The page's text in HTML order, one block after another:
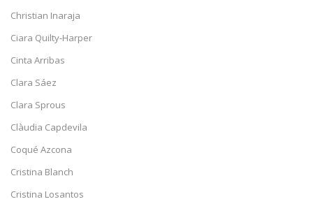
Christian Inaraja
Ciara Quilty-Harper
Cinta Arribas
Clara Sáez
Clara Sprous
Clàudia Capdevila
Coqué Azcona
Cristina Blanch
Cristina Losantos